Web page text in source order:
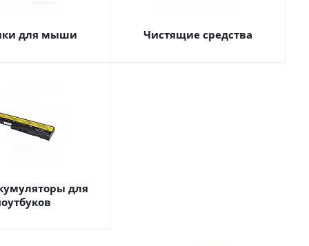
для мыши Чистящие средства
для